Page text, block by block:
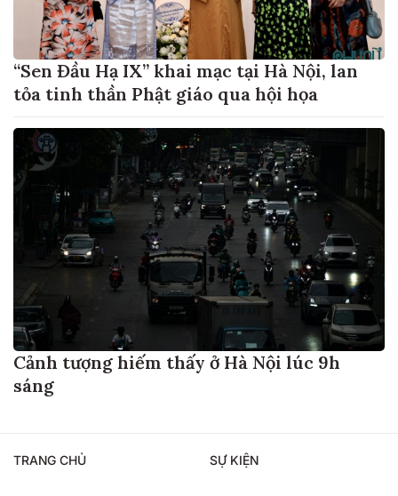
“Sen Đầu Hạ IX” khai mạc tại Hà Nội, lan
tỏa tinh thần Phật giáo qua hội họa
Cảnh tượng hiếm thấy ở Hà Nội lúc 9h
sáng
TRANG CHỦ SỰ KIỆN